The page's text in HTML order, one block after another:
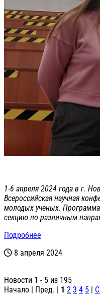
1-6 апреля 2024 года в г.
Всероссийская научная
молодых ученых.
секцию по различным
Подробнее
8 апреля 2024
Новости 1 - 5 из 195
Начало | Пред. | 1 2 3 4 5 |